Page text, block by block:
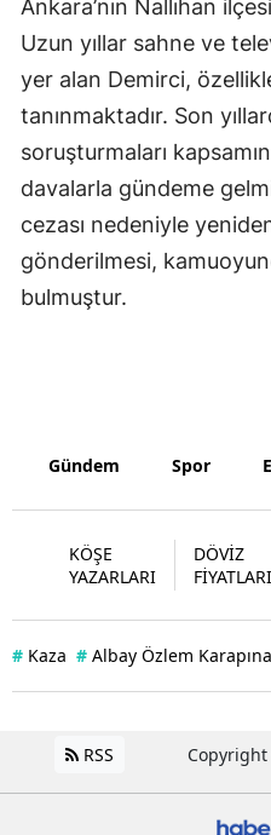
Ankara’nın Nallıhan
Uzun yıllar sahne ve
yer alan Demirci,
tanınmaktadır. Son
soruşturmaları
davalarla gündeme
cezası nedeniyle
gönderilmesi,
bulmuştur.
Gündem Spor
KÖŞE
YAZARLARI
DÖVİZ
FİYATLARI
# Kaza # Albay Özlem
RSS Copyright